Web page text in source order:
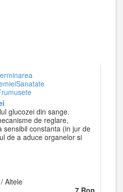
glucozei din sange.
de reglare,
sensibil constanta (in jur de
de a aduce organelor si
Altele